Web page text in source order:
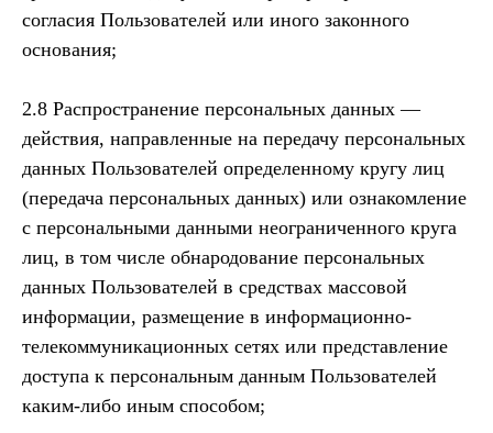
согласия Пользователей или иного законного
основания;
2.8 Распространение персональных данных —
действия, направленные на передачу персональных
данных Пользователей определенному кругу лиц
(передача персональных данных) или ознакомление
с персональными данными неограниченного круга
лиц, в том числе обнародование персональных
данных Пользователей в средствах массовой
информации, размещение в информационно-
телекоммуникационных сетях или представление
доступа к персональным данным Пользователей
каким-либо иным способом;